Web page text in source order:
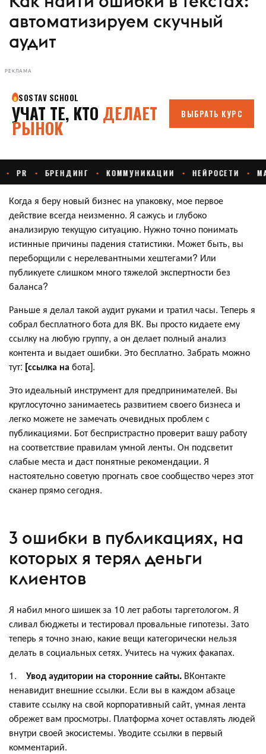
автоматизируем скучный
аудит
РЕКЛАМА
Когда я беру новый бизнес на упаковку, мое первое
действие всегда неизменно. Я сажусь и глубоко
анализирую текущую ситуацию. Нужно точно понимать
истинные причины падения статистики. Может быть, вы
переборщили с нерелевантными хештегами? Или
публикуете слишком много тяжелой экспертности без
баланса?
Раньше я делал такой аудит руками и тратил часы. Теперь я
собрал бесплатного бота для ВК. Вы просто кидаете ему
ссылку на любую группу, а он делает полный анализ
контента и выдает ошибки. Это бесплатно. Забрать можно
тут: [ссылка на бота].
Это идеальный инструмент для предпринимателей. Вы
круглосуточно занимаетесь развитием своего бизнеса и
легко можете не замечать очевидных проблем с
публикациями. Бот беспристрастно проверит вашу работу
на соответствие правилам умной ленты. Он подсветит
слабые места и даст понятные рекомендации. Я
настоятельно советую прогнать свое сообщество через этот
сканер прямо сегодня.
3 ошибки в публикациях, на
которых я терял деньги
клиентов
Я набил много шишек за 10 лет работы таргетологом. Я
сливал бюджеты и тестировал провальные гипотезы. Зато
теперь я точно знаю, какие вещи категорически нельзя
делать в социальных сетях. Учитесь на чужих факапах.
1. Увод аудитории на сторонние сайты. ВКонтакте
ненавидит внешние ссылки. Если вы в каждом абзаце
ставите ссылку на свой корпоративный сайт, умная лента
обрежет вам просмотры. Платформа хочет оставлять людей
внутри своей экосистемы. Уводите ссылки в первый
комментарий.